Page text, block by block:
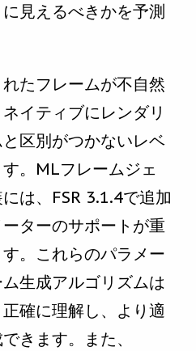
見えるべきかを予測
たフレームが不自然
イティブにレンダリ
区別がつかないレベ
。MLフレームジェ
は、FSR 3.1.4で追加
ターのサポートが重
。これらのパラメー
生成アルゴリズムは
確に理解し、より適
きます。また、